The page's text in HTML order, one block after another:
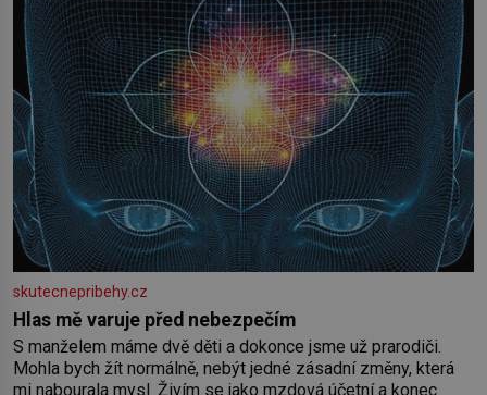
skutecnepribehy.cz
Hlas mě varuje před nebezpečím
S manželem máme dvě děti a dokonce jsme už prarodiči.
Mohla bych žít normálně, nebýt jedné zásadní změny, která
mi nabourala mysl. Živím se jako mzdová účetní a konec